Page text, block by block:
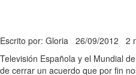
Escrito por: Gloria 26/09/2012 2
Televisión Española y el Mundial
de cerrar un acuerdo que por fin